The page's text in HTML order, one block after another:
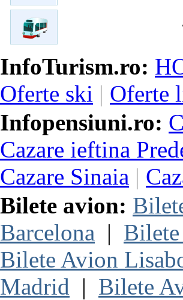
InfoTurism.ro:
Oferte ski | Oferte
Infopensiuni.ro:
Cazare ieftina
Cazare Sinaia |
Bilete avion:
Barcelona |
Bilete Avion
Madrid | Bilete